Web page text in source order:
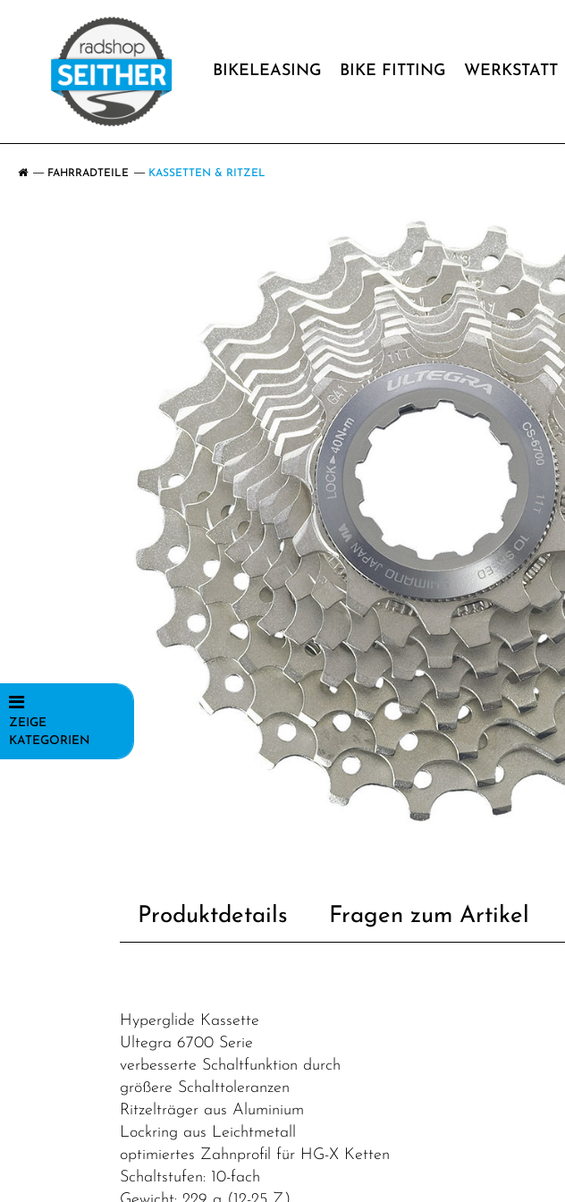
BIKELEASING BIKE FITTING WERKSTATT
FAHRRADTEILE KASSETTEN & RITZEL
ZEIGE
KATEGORIEN
Produktdetails Fragen zum Artikel
Hyperglide Kassette
Ultegra 6700 Serie
verbesserte Schaltfunktion durch
größere Schalttoleranzen
Ritzelträger aus Aluminium
Lockring aus Leichtmetall
optimiertes Zahnprofil für HG-X Ketten
Schaltstufen: 10-fach